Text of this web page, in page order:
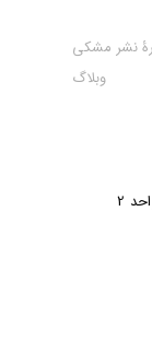
2
نشر مشکی
وبلاگ